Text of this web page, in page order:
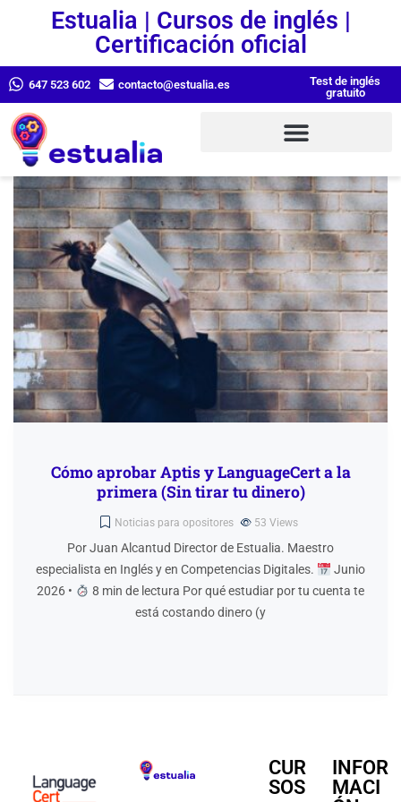
Estualia | Cursos de inglés |
Certificación oficial
647 523 602 contacto@estualia.es
Test de inglés
gratuito
Cómo aprobar Aptis y LanguageCert a la
primera (Sin tirar tu dinero)
Noticias para opositores 53 Views
Por Juan Alcantud Director de Estualia. Maestro
especialista en Inglés y en Competencias Digitales.
Junio
2026 •
8 min de lectura Por qué estudiar por tu cuenta te
está costando dinero (y
CUR
SOS
INFOR
MACI